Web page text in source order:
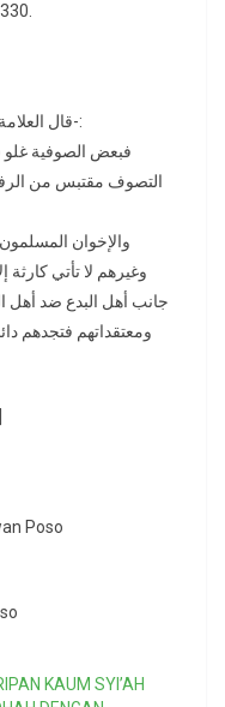
قال العلامة ربيع بن هادي المدخلي -أثابه الله وعافاه-:
فبعض الصوفية
التصوف مقتبس من
والإخوان
وغيرهم لا تأتي
جانب أهل البدع ضد أهل
ومعتقداتهم فتجدهم
Poso
KAUM SYI’AH